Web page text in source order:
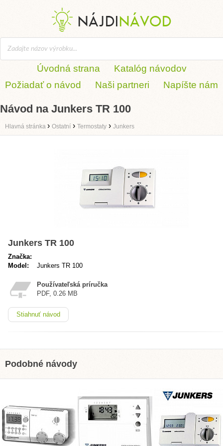
Úvodná strana
Katalóg návodov
Požiadať o návod
Naši partneri Napíšte nám
Návod na Junkers TR 100
Hlavná stránka › Ostatní › Termostaty › Junkers
Junkers TR 100
Značka:
Model:
Junkers TR 100
Používateľská príručka
PDF, 0.26 MB
Stiahnuť návod
Podobné návody